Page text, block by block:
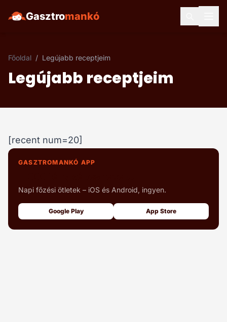
Gasztromankó
Főoldal / Legújabb receptjeim
Legújabb receptjeim
[recent num=20]
GASZTROMANKÓ APP
Napi főzési ötletek – iOS és Android, ingyen.
Google Play App Store